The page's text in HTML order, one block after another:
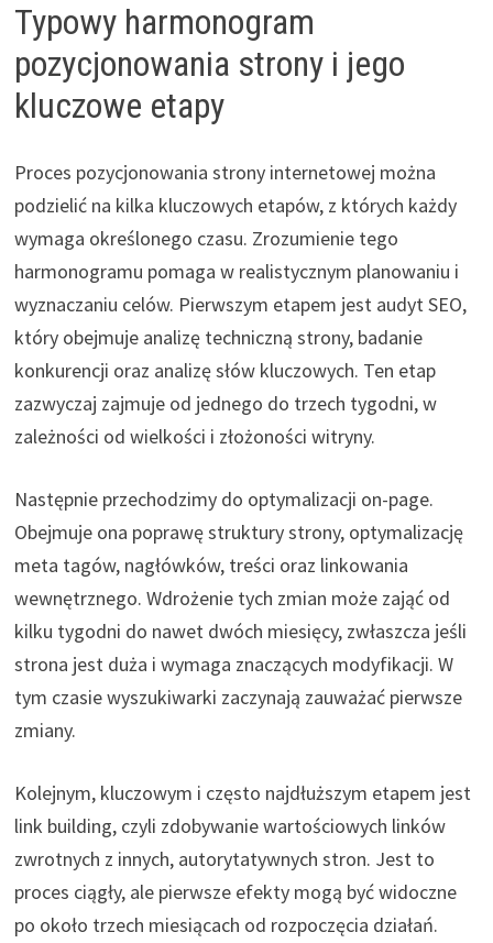
Typowy harmonogram
pozycjonowania strony i jego
kluczowe etapy
Proces pozycjonowania strony internetowej można
podzielić na kilka kluczowych etapów, z których każdy
wymaga określonego czasu. Zrozumienie tego
harmonogramu pomaga w realistycznym planowaniu i
wyznaczaniu celów. Pierwszym etapem jest audyt SEO,
który obejmuje analizę techniczną strony, badanie
konkurencji oraz analizę słów kluczowych. Ten etap
zazwyczaj zajmuje od jednego do trzech tygodni, w
zależności od wielkości i złożoności witryny.
Następnie przechodzimy do optymalizacji on-page.
Obejmuje ona poprawę struktury strony, optymalizację
meta tagów, nagłówków, treści oraz linkowania
wewnętrznego. Wdrożenie tych zmian może zająć od
kilku tygodni do nawet dwóch miesięcy, zwłaszcza jeśli
strona jest duża i wymaga znaczących modyfikacji. W
tym czasie wyszukiwarki zaczynają zauważać pierwsze
zmiany.
Kolejnym, kluczowym i często najdłuższym etapem jest
link building, czyli zdobywanie wartościowych linków
zwrotnych z innych, autorytatywnych stron. Jest to
proces ciągły, ale pierwsze efekty mogą być widoczne
po około trzech miesiącach od rozpoczęcia działań.